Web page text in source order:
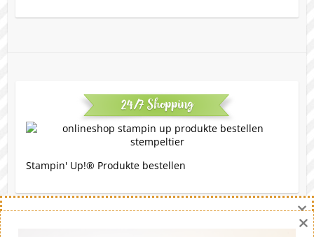
24/7 Shopping
Stampin' Up!® Produkte bestellen
×
×